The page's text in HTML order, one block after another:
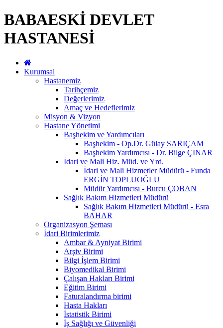
BABAESKİ DEVLET
HASTANESİ
Kurumsal
Hastanemiz
Tarihçemiz
Değerlerimiz
Amaç ve Hedeflerimiz
Misyon & Vizyon
Hastane Yönetimi
Başhekim ve Yardımcıları
Başhekim - Op.Dr. Gülay SARIÇAM
Başhekim Yardımcısı - Dr. Bilge ÇINAR
İdari ve Mali Hiz. Müd. ve Yrd.
İdari ve Mali Hizmetler Müdürü - Funda
ERGİN TOPLUOĞLU
Müdür Yardımcısı - Burcu ÇOBAN
Sağlık Bakım Hizmetleri Müdürü
Sağlık Bakım Hizmetleri Müdürü - Esra
BAHAR
Organizasyon Şeması
İdari Birimlerimiz
Ambar & Ayniyat Birimi
Arşiv Birimi
Bilgi İşlem Birimi
Biyomedikal Birimi
Çalışan Hakları Birimi
Eğitim Birimi
Faturalandırma birimi
Hasta Hakları
İstatistik Birimi
İş Sağlığı ve Güvenliği